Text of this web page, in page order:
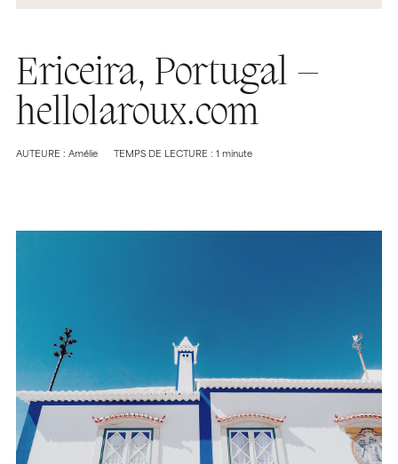
Ericeira, Portugal –
hellolaroux.com
AUTEURE : Amélie TEMPS DE LECTURE : 1 minute